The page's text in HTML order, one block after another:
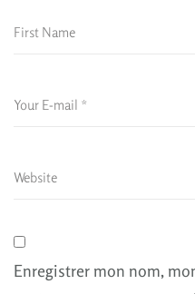
Enregistrer mon nom,